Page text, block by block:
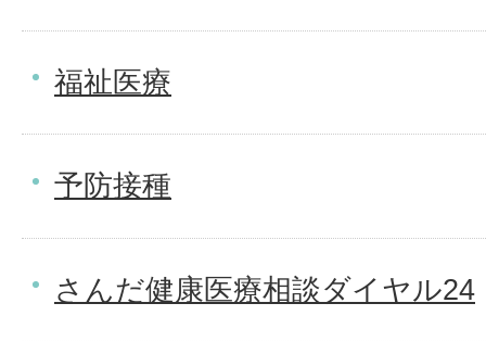
福祉医療
予防接種
さんだ健康医療相談ダイヤル24